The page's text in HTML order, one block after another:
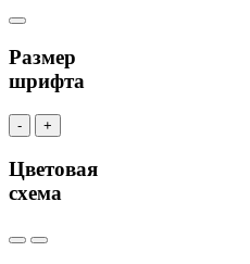
Размер
шрифта
- +
Цветовая
схема